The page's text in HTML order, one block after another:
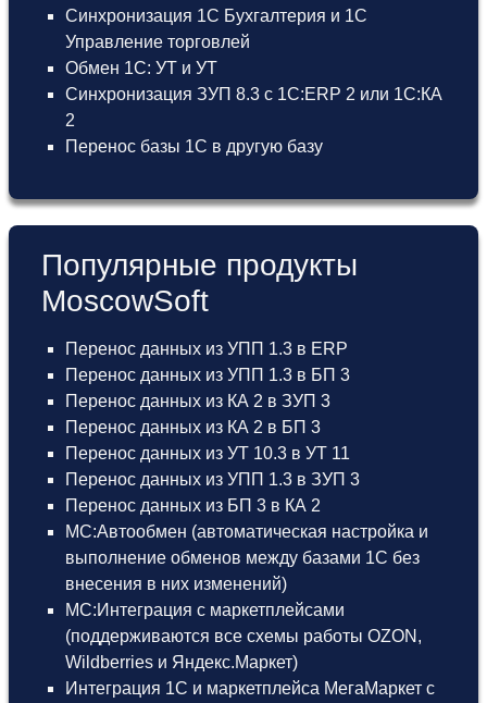
Синхронизация 1С Бухгалтерия и 1С
Управление торговлей
Обмен 1С: УТ и УТ
Синхронизация ЗУП 8.3 с 1С:ERP 2 или 1С:КА
2
Перенос базы 1С в другую базу
Популярные продукты
MoscowSoft
Перенос данных из УПП 1.3 в ERP
Перенос данных из УПП 1.3 в БП 3
Перенос данных из КА 2 в ЗУП 3
Перенос данных из КА 2 в БП 3
Перенос данных из УТ 10.3 в УТ 11
Перенос данных из УПП 1.3 в ЗУП 3
Перенос данных из БП 3 в КА 2
МС:Автообмен (автоматическая настройка и
выполнение обменов между базами 1С без
внесения в них изменений)
МС:Интеграция с маркетплейсами
(поддерживаются все схемы работы OZON,
Wildberries и Яндекс.Маркет)
Интеграция 1С и маркетплейса МегаМаркет с